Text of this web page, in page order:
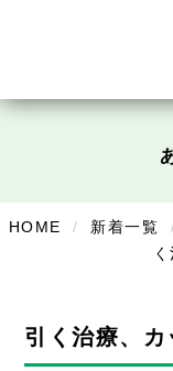
ボディコンフォート
美容
HOME 新着一覧
引く治療、カ